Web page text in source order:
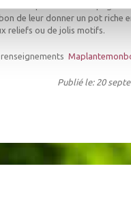
de leur donner un pot riche
reliefs ou de jolis motifs.
Publié le: 20